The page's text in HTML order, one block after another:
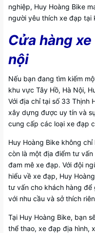
nghiệp, Huy Hoàng Bike
người yêu thích xe đạp tại
Cửa hàng
nội
Nếu bạn đang tìm kiếm
khu vực Tây Hồ, Hà Nội,
Với địa chỉ tại số 33 Thịnh
xây dựng được uy tín và
cung cấp các loại xe đạp
Huy Hoàng Bike không
còn là một địa điểm tư
đam mê xe đạp. Với đội
hiểu về xe đạp, Huy
tư vấn cho khách hàng
với nhu cầu và sở thích
Tại Huy Hoàng Bike, bạn
thể thao, xe đạp địa hình,